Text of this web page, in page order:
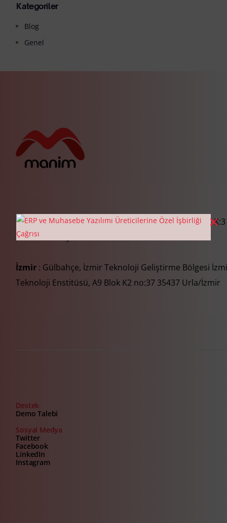
Kategoriler
Blog
Genel
İstanbul: Eğitim Mah. Adım Sokağı Atak Plaza No:4,
34722 Kadıköy/İstanbul
İzmir : Gülbahçe, İzmir Teknoloji Geliştirme Bölgesi
Teknoloji Enstitüsü, A9 Blok K2 no:37 35437 Urla/İzmir
Destek
Demo Talebi
Sosyal Medya
Twitter
Facebook
LinkedIn
Instagram